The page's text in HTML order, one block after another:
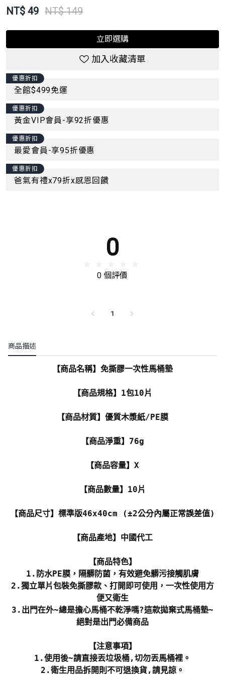
NT$ 49 NT$ 149
立即選購
加入收藏清單
優惠折扣
全館$499免運
優惠折扣
黃金VIP會員-享92折優惠
優惠折扣
最愛會員-享95折優惠
優惠折扣
爸氣有禮x79折x感恩回饋
0
0 個評價
1
商品描述
【商品名稱】免撕膠一次性馬桶墊
【商品規格】1包10片
【商品材質】優質木漿紙/PE膜
【商品淨重】76g
【商品容量】X
【商品數量】10片
【商品尺寸】標準版46x40cm (±2公分內屬正常誤差值)
【商品產地】中國代工
【商品特色】
1.防水PE膜，隔髒防菌，有效避免髒污接觸肌膚
2.獨立單片包裝免撕膠款、打開即可使用，一次性使用方
便又衛生
3.出門在外~總是擔心馬桶不乾淨嗎?這款拋棄式馬桶墊~
絕對是出門必備商品
【注意事項】
1.使用後~請直接丟垃圾桶,切勿丟馬桶裡。
2.衛生用品拆開則不可退換貨,請見諒。